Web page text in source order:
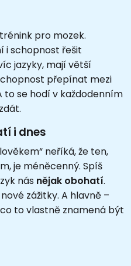
pro mozek.
i schopnost řešit
jazyky, mají větší
přepínat mezi
to se hodí v každodenním
i dnes
neříká, že ten,
je méněcenný. Spíš
nás nějak obohatí.
zážitky. A hlavně –
to vlastně znamená být